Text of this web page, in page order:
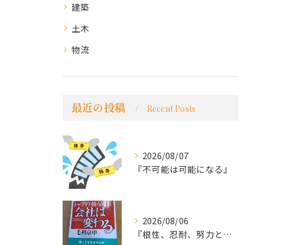
建築
土木
物流
最近の投稿 Recent Posts
2026/08/07
『不可能は可能になる』
2026/08/06
『根性、忍耐、努力という言葉は死語なのか』